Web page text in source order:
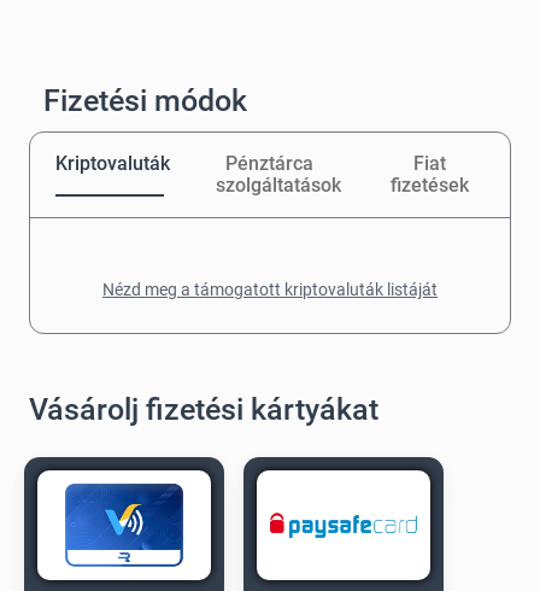
Fizetési módok
Kriptovaluták
Pénztárca
szolgáltatások
Fiat
fizetések
Nézd meg a támogatott kriptovaluták listáját
Vásárolj fizetési kártyákat